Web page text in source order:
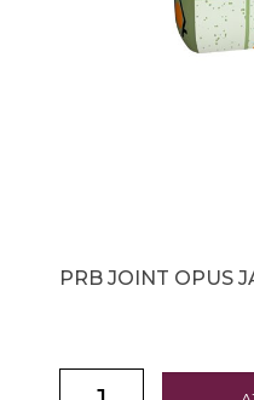
PRB JOINT OPUS